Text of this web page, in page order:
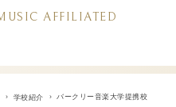
AFFILIATED
学校紹介 バークリー音楽大学提携校